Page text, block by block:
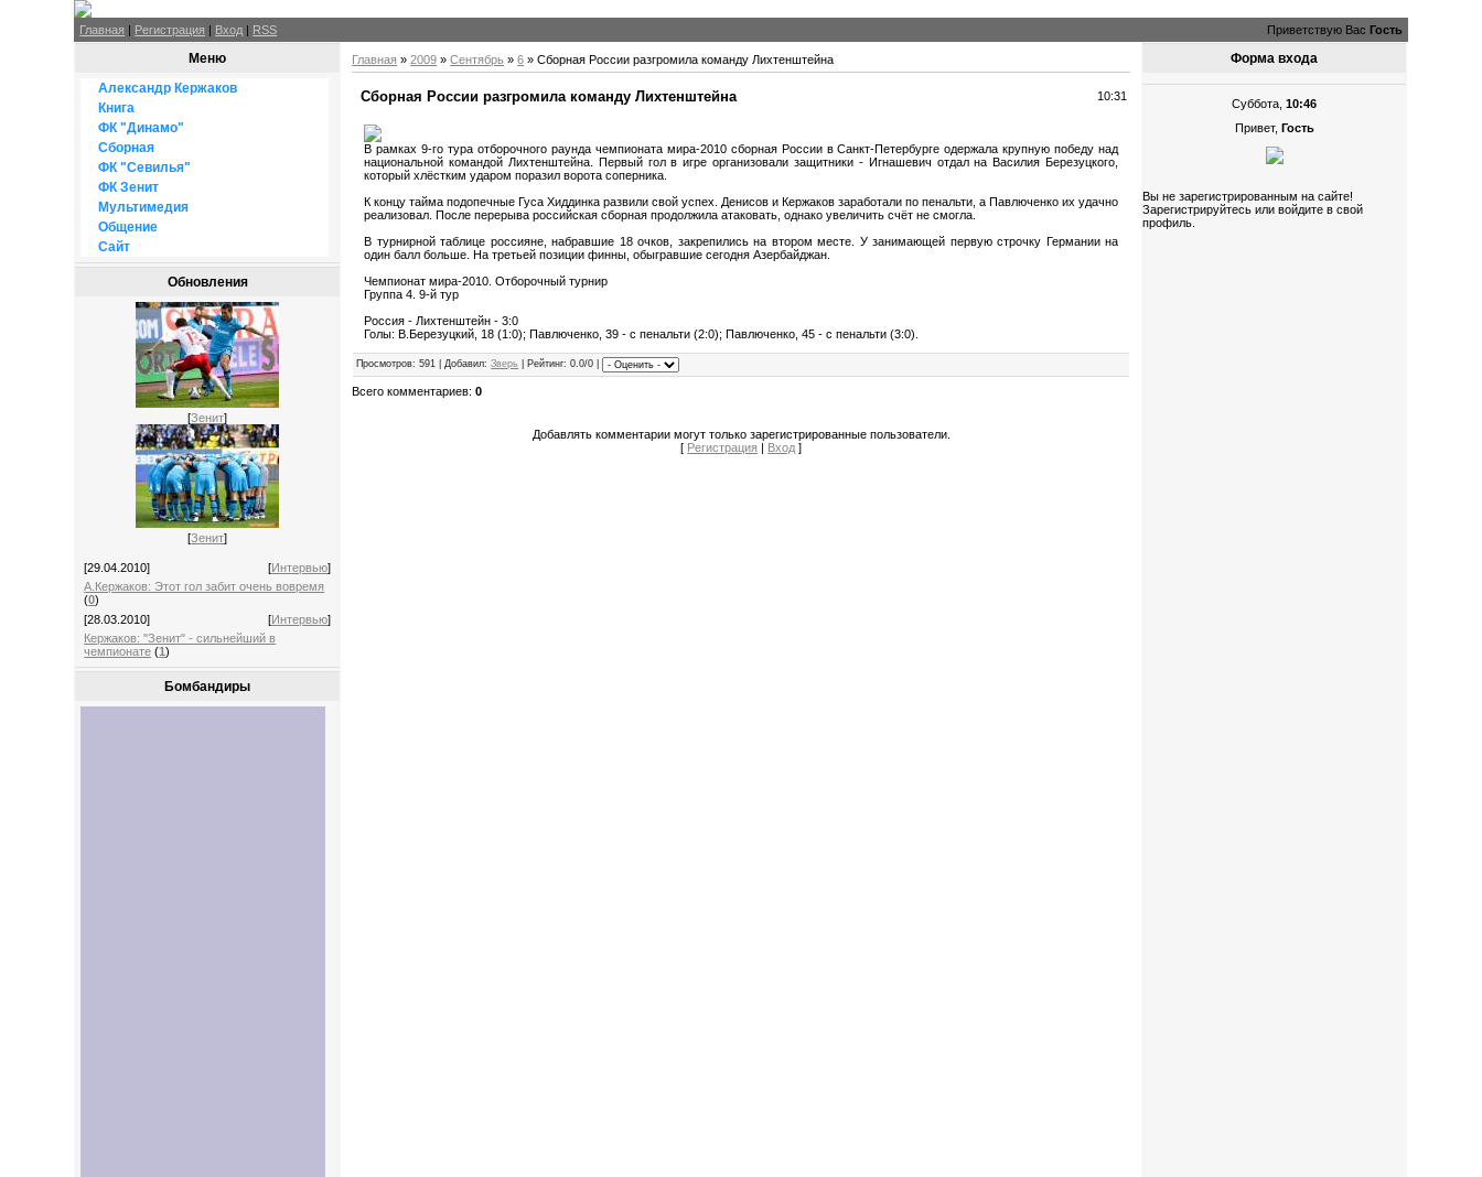
Главная | Регистрация | Вход | RSS Приветствую Вас Гость
Меню
Александр Кержаков
Книга
ФК "Динамо"
Сборная
ФК "Севилья"
ФК Зенит
Мультимедия
Общение
Сайт
Обновления
[Зенит]
[Зенит]
[29.04.2010] [Интервью]
А.Кержаков: Этот гол забит очень вовремя
(0)
[28.03.2010]
[Интервью]
Кержаков: "Зенит" - сильнейший в
чемпионате (1)
Бомбандиры
Главная »2009 » Сентябрь » 6 » Сборная России разгромила команду Лихтенштейна
Сборная России разгромила команду Лихтенштейна 10:31
В рамках 9-го тура отборочного раунда чемпионата мира-2010 сборная России в Санкт-Петербурге одержала крупную победу над
национальной командой Лихтенштейна. Первый гол в игре организовали защитники - Игнашевич отдал на Василия Березуцкого,
который хлёстким ударом поразил ворота соперника.
К концу тайма подопечные Гуса Хиддинка развили свой успех. Денисов и Кержаков заработали по пенальти, а Павлюченко их удачно
реализовал. После перерыва российская сборная продолжила атаковать, однако увеличить счёт не смогла.
В турнирной таблице россияне, набравшие 18 очков, закрепились на втором месте. У занимающей первую строчку Германии на
один балл больше. На третьей позиции финны, обыгравшие сегодня Азербайджан.
Чемпионат мира-2010. Отборочный турнир
Группа 4. 9-й тур
Россия - Лихтенштейн - 3:0
Голы: В.Березуцкий, 18 (1:0); Павлюченко, 39 - с пенальти (2:0); Павлюченко, 45 - с пенальти (3:0).
Просмотров: 591 |Добавил:Зверь Рейтинг: 0.0/0 |
Всего комментариев:0
Добавлять комментарии могут только зарегистрированные пользователи.
[ Регистрация | Вход ]
Форма входа
Суббота,10:46
Привет, Гость
Вы не зарегистрированным на сайте!
Зарегистрируйтесь или войдите в свой
профиль.